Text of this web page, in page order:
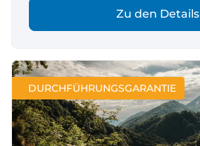
Zu den Details
DURCHFÜHRUNGSGARANTIE